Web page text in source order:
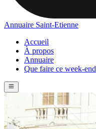
Annuaire Saint-Etienne
Accueil
À propos
Annuaire
Que faire ce week-end